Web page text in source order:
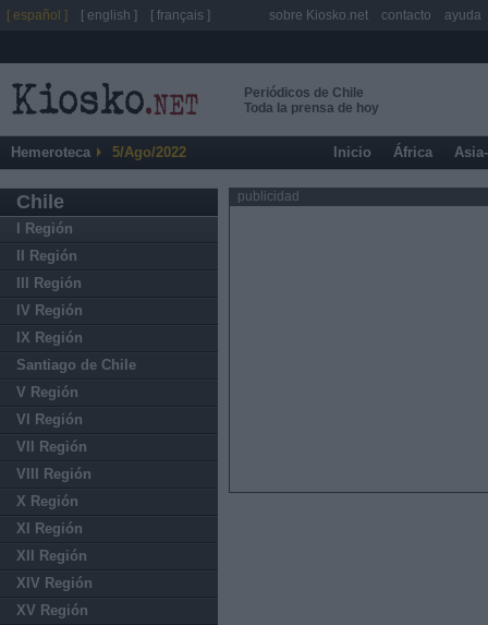
Periódicos de Chile
Toda la prensa de hoy
Hemeroteca 5/Ago/2022 Inicio África
Chile
I Región
II Región
III Región
IV Región
IX Región
Santiago de Chile
V Región
VI Región
VII Región
VIII Región
X Región
XI Región
XII Región
XIV Región
XV Región
publicidad
[ español ] [ english ] [ français ] sobre Kiosko.net contacto ayuda